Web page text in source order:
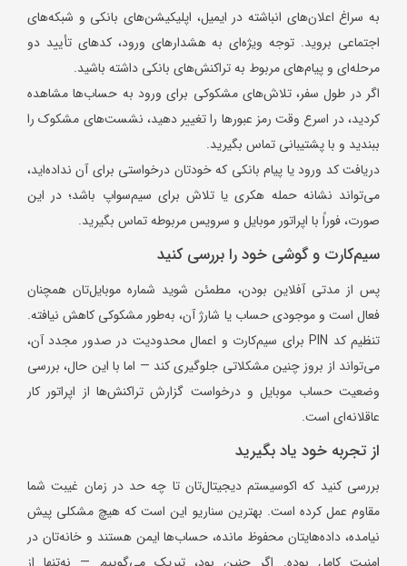
به سراغ اعلان‌های انباشته در ایمیل، اپلیکیشن‌های بانکی و شبکه‌های
اجتماعی بروید. توجه ویژه‌ای به هشدارهای ورود، کدهای تأیید دو
مرحله‌ای و پیام‌های مربوط به تراکنش‌های بانکی داشته باشید.
اگر در طول سفر، تلاش‌های مشکوکی برای ورود به حساب‌ها مشاهده
کردید، در اسرع وقت رمز عبورها را تغییر دهید، نشست‌های مشکوک را
ببندید و با پشتیبانی تماس بگیرید.
دریافت کد ورود یا پیام بانکی که خودتان درخواستی برای آن نداده‌اید،
می‌تواند نشانه حمله هکری یا تلاش برای سیم‌سواپ باشد؛ در این
صورت، فوراً با اپراتور موبایل و سرویس مربوطه تماس بگیرید.
سیم‌کارت و گوشی خود را بررسی کنید
پس از مدتی آفلاین بودن، مطمئن شوید شماره موبایل‌تان همچنان
فعال است و موجودی حساب یا شارژ آن، به‌طور مشکوکی کاهش نیافته.
تنظیم کد PIN برای سیم‌کارت و اعمال محدودیت در صدور مجدد آن،
می‌تواند از بروز چنین مشکلاتی جلوگیری کند — اما با این حال، بررسی
وضعیت حساب موبایل و درخواست گزارش تراکنش‌ها از اپراتور کار
عاقلانه‌ای است.
از تجربه خود یاد بگیرید
بررسی کنید که اکوسیستم دیجیتال‌تان تا چه حد در زمان غیبت شما
مقاوم عمل کرده است. بهترین سناریو این است که هیچ مشکلی پیش
نیامده، داده‌هایتان محفوظ مانده، حساب‌ها ایمن هستند و خانه‌تان در